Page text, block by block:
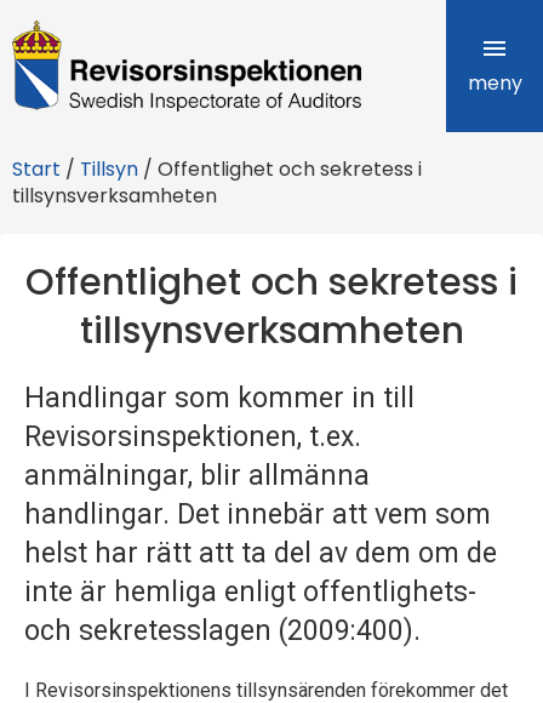
R
e
i
o
s
n
s
p
e
k
meny
Start / Tillsyn / Offentlighet och sekretess i
tillsynsverksamheten
Offentlighet och sekretess i
tillsynsverksamheten
Handlingar som kommer in till
Revisorsinspektionen, t.ex.
anmälningar, blir allmänna
handlingar. Det innebär att vem som
helst har rätt att ta del av dem om de
inte är hemliga enligt offentlighets-
och sekretesslagen (2009:400).
I Revisorsinspektionens tillsynsärenden förekommer det